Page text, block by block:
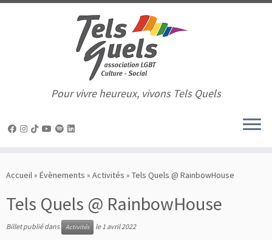
au
Pour vivre heureux, vivons Tels Quels
Accueil» Évènements » Activités » Tels Quels @ RainbowHouse
Tels Quels @ RainbowHouse
Billet publié dans Activités le 1 avril 2022